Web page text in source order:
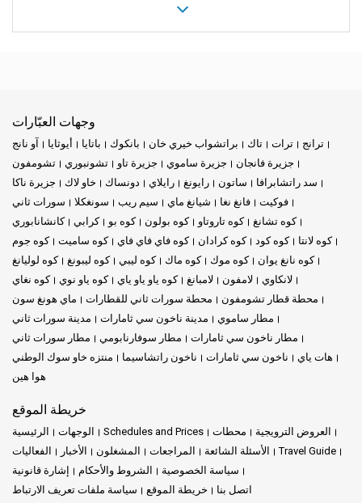
وجهات العبّارات
آو نانج أيوثايا باتايا بانكوك براتشواب خيري خان تاك ترات
ترانج
تشومفون
تشونبوري جزيرة تاو جزيرة ساموي
جزيرة فانجان
جزيرة ناكا
خاو لاك دونساك رايلاي رايونغ ساتون
سد راتشابرافا
سورات ثاني
سونغكلا سيم ريب شيانغ ماي فانغ نغا
فوكيت
كانشانابوري
كرابي كوه بو كوه بولون كوه تاروتاو
كوه تشانغ
كوه جوم
كوه ساميت كوه فاي فاي فاي كوه كرادان كوه كود
كوه لانتا
كوه لوليانغ
كوه ليبونغ كوه ليبي كوه ماك كوه موك
كوه نانغ يوان
كوه نغاي
كوه ياو نوي كوه ياو ياو ياي لامبانغ لامفون
لانكاوي
ماي هونغ سون
محطة سورات ثاني للقطارات
محطة قطار تشومفون
مدينة سورات ثاني
مدينة ناخون سي ثامارات
مطار ساموي
مطار سورات ثاني
مطار سوفارنابومي
مطار ناخون سي ثامارات
منتزه خاو سوك الوطني
ناخون راتشاسيما ناخون سي ثامارات
هات ياي
هوا هين
خريطة الموقع
الرئيسية الوجهات Schedules and Prices محطات
العروض الترويجية
الفعاليات
الأخبار المشغلون المراجعات الأسئلة الشائعة
Travel Guide
إشارة قانونية
الشروط والأحكام
سياسة الخصوصية
سياسة ملفات تعريف الارتباط
خريطة الموقع اتصل بنا